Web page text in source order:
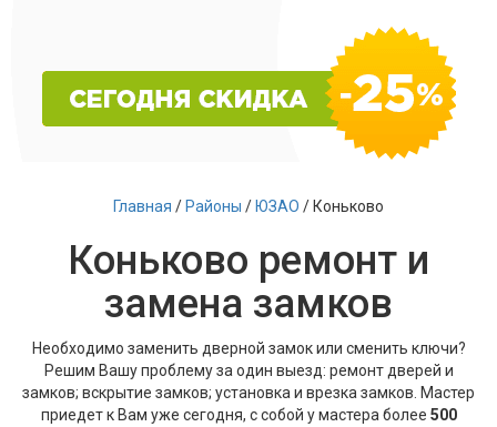
Главная / Районы / ЮЗАО / Коньково
Коньково ремонт и
замена замков
Необходимо заменить дверной замок или сменить ключи?
Решим Вашу проблему за один выезд: ремонт дверей и
замков; вскрытие замков; установка и врезка замков. Мастер
приедет к Вам уже сегодня, с собой у мастера более 500